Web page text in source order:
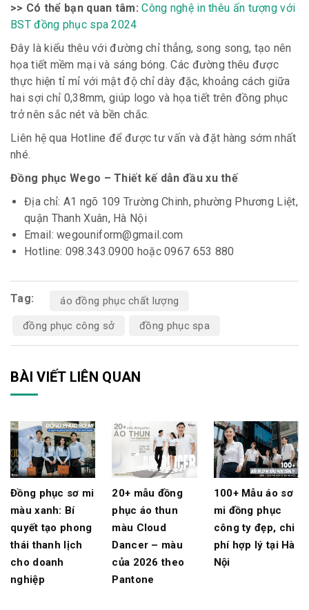
>> Có thể bạn quan tâm: Công nghệ in thêu ấn tượng với
BST đồng phục spa 2024
Đây là kiểu thêu với đường chỉ thẳng, song song, tạo nên
họa tiết mềm mại và sáng bóng. Các đường thêu được
thực hiện tỉ mỉ với mật độ chỉ dày đặc, khoảng cách giữa
hai sợi chỉ 0,38mm, giúp logo và họa tiết trên đồng phục
trở nên sắc nét và bền chắc.
Liên hệ qua Hotline để được tư vấn và đặt hàng sớm nhất
nhé.
Đồng phục Wego – Thiết kế dẫn đầu xu thế
Địa chỉ: A1 ngõ 109 Trường Chinh, phường Phương Liệt,
quận Thanh Xuân, Hà Nội
Email: wegouniform@gmail.com
Hotline: 098.343.0900 hoặc 0967 653 880
Tag:
áo đồng phục chất lượng
đồng phục công sở
đồng phục spa
BÀI VIẾT LIÊN QUAN
Đồng phục sơ mi
màu xanh: Bí
quyết tạo phong
thái thanh lịch
cho doanh
nghiệp
20+ mẫu đồng
phục áo thun
màu Cloud
Dancer – màu
của 2026 theo
Pantone
100+ Mẫu áo sơ
mi đồng phục
công ty đẹp, chi
phí hợp lý tại Hà
Nội